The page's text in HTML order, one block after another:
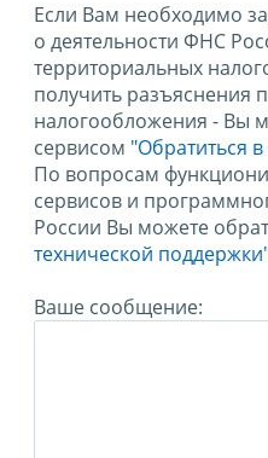
Если Вам необходимо
о деятельности ФНС
территориальных
получить разъяснения
налогообложения - Вы
сервисом "Обратиться
По вопросам
сервисов и
России Вы можете
технической
Ваше сообщение: